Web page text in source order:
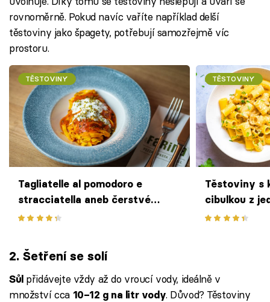
rovnoměrně. Pokud navíc vaříte například delší
těstoviny jako špagety, potřebují samozřejmě víc
prostoru.
TĚSTOVINY
Tagliatelle al pomodoro e
stracciatella aneb čerstvé
těstoviny s rajčaty podle
Farina
TĚSTOVINY
Těstoviny s
cibulkou z
2. Šetření se solí
Sůlpřidávejte vždy až do vroucí vody, ideálně v
množství cca 10–12 g na litr vody. Důvod? Těstoviny